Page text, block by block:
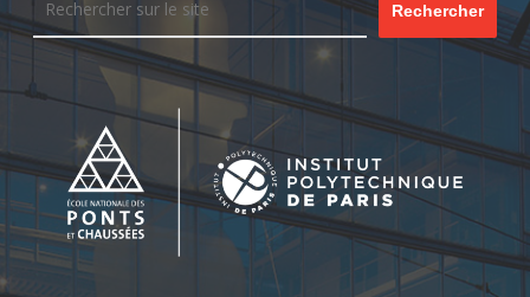
Rechercher